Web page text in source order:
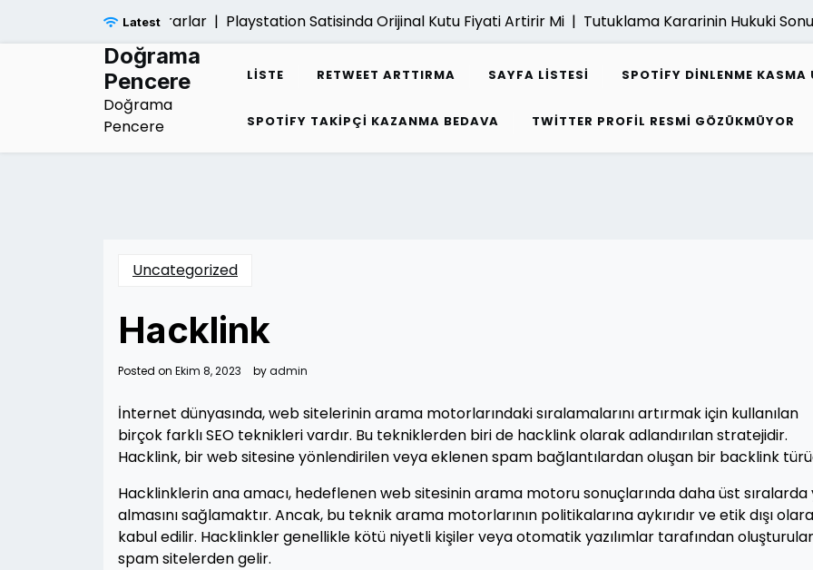
Latest
Verdigi Zararlar |Playstation Satisinda Orijinal Kutu Fiyati Artirir Mi |Tutuklama Kararinin Hukuki
Doğrama
Pencere
Doğrama
Pencere
LISTE RETWEET ARTTIRMA SAYFA LISTESI SPOTIFY DINLENME KASMA
SPOTIFY TAKIPÇI KAZANMA BEDAVA TWITTER PROFIL RESMI GÖZÜKMÜYOR
Uncategorized
Hacklink
Posted on Ekim 8, 2023 byadmin
İnternet dünyasında, web sitelerinin arama motorlarındaki sıralamalarını artırmak için kullanılan
birçok farklı SEO teknikleri vardır. Bu tekniklerden biri de hacklink olarak adlandırılan stratejidir.
Hacklink, bir web sitesine yönlendirilen veya eklenen spam bağlantılardan oluşan bir backlink
Hacklinklerin ana amacı, hedeflenen web sitesinin arama motoru sonuçlarında daha üst sıralarda
almasını sağlamaktır. Ancak, bu teknik arama motorlarının politikalarına aykırıdır ve etik dışı
kabul edilir. Hacklinkler genellikle kötü niyetli kişiler veya otomatik yazılımlar tarafından
spam sitelerden gelir.